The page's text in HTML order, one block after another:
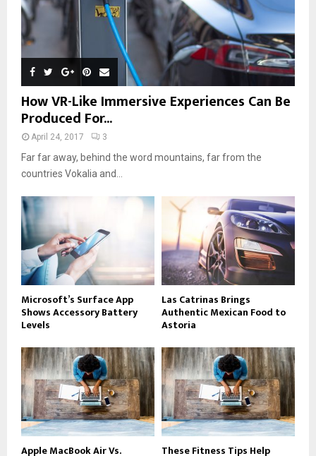
How VR-Like Immersive Experiences Can Be
Produced For...
April 24, 2017 3
Far far away, behind the word mountains, far from the
countries Vokalia and...
Microsoft’s Surface App
Shows Accessory Battery
Levels
Las Catrinas Brings
Authentic Mexican Food to
Astoria
Apple MacBook Air Vs. These Fitness Tips Help